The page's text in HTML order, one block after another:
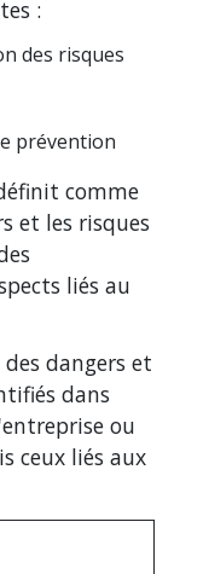
:
des risques
prévention
comme
et les risques
liés au
dangers et
dans
ou
ceux liés aux